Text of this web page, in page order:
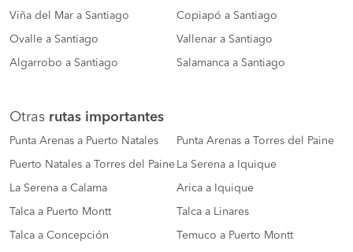
Viña del Mar a Santiago Copiapó a Santiago
Ovalle a Santiago Vallenar a Santiago
Algarrobo a Santiago Salamanca a Santiago
Otras rutas importantes
Punta Arenas a Puerto Natales Punta Arenas a Torres del Paine
Puerto Natales a Torres del Paine La Serena a Iquique
La Serena a Calama Arica a Iquique
Talca a Puerto Montt Talca a Linares
Talca a Concepción Temuco a Puerto Montt